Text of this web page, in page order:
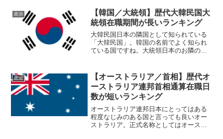
政治
【韓国／大統領】歴代大韓民国大
統領在職期間が長いランキング
大韓民国日本の隣国として知られている
「大韓民国」。韓国の名前でよく知られ
ている国ですね。大統領日本のお隣の韓
す。日本でいう総理大臣的な立ち位置の
方ということになりますね。...
政治
【オーストラリア／首相】歴代オ
ーストラリア連邦首相通算在職日
数が短いランキング
オーストラリア連邦日本にとってはある
程度なじみのある国と言っても良いオー
ストラリア。正式名称としてはオースト